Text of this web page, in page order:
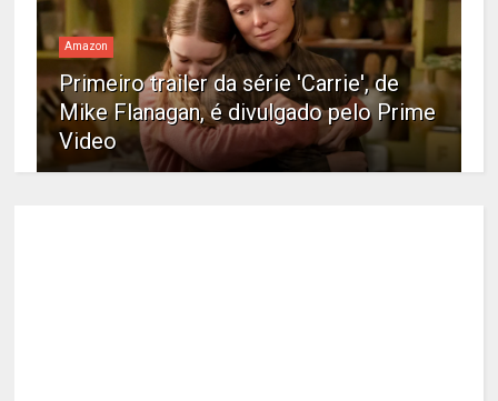
Amazon
Primeiro trailer da série 'Carrie', de
Mike Flanagan, é divulgado pelo Prime
Video